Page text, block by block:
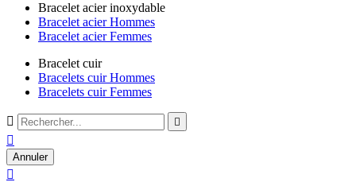
Bracelet acier inoxydable
Bracelet acier Hommes
Bracelet acier Femmes
Bracelet cuir
Bracelets cuir Hommes
Bracelets cuir Femmes
 

Annuler
